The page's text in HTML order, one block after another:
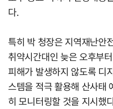
다.
특히 박 청장은 지역재난안
취약시간대인 늦은 오후부
피해가 발생하지 않도록 디
스템을 적극 활용해 산사태
히 모니터링할 것을 지시했